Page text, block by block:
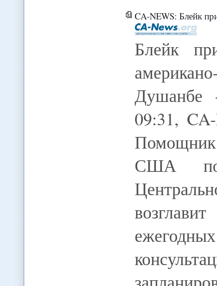
CA-NEWS: Блейк примет
Блейк
Душанбе
09:31,
Помощник
США